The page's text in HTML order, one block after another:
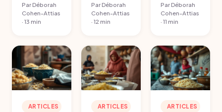
Par Déborah
Cohen-Attias
· 13 min
Par Déborah
Cohen-Attias
· 12 min
Par Déborah
Cohen-Attias
· 11 min
ARTICLES ARTICLES ARTICLES